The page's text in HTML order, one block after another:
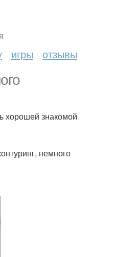
игры отзывы
хорошей знакомой
немного